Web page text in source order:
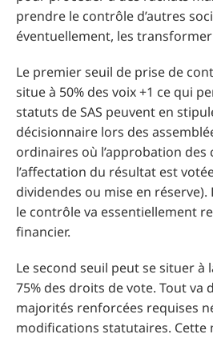
prendre le contrôle d’autres
éventuellement, les
Le premier seuil de prise de
situe à 50% des voix +1 ce qui
statuts de SAS peuvent en
décisionnaire lors des
ordinaires où l’approbation des
l’affectation du résultat est
dividendes ou mise en
le contrôle va essentiellement
financier.
Le second seuil peut se situer à
75% des droits de vote. Tout va
majorités renforcées requises
modifications statutaires.